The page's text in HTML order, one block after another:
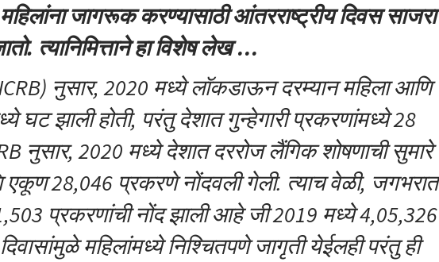
जागरूक करण्यासाठी आंतरराष्ट्रीय दिवस साजरा
त्यानिमित्ताने हा विशेष लेख …
नुसार, 2020 मध्ये लॉकडाऊन दरम्यान महिला आणि
घट झाली होती, परंतु देशात गुन्हेगारी प्रकरणांमध्ये 28
नुसार, 2020 मध्ये देशात दररोज लैंगिक शोषणाची सुमारे
28,046 प्रकरणे नोंदवली गेली. त्याच वेळी, जगभरात
प्रकरणांची नोंद झाली आहे जी 2019 मध्ये 4,05,326
महिलांमध्ये निश्चितपणे जागृती येईलही परंतु ही